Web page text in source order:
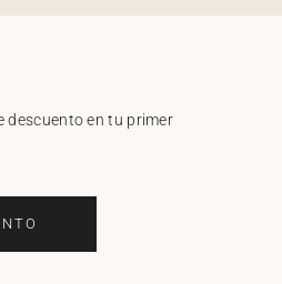
descuento en tu primer